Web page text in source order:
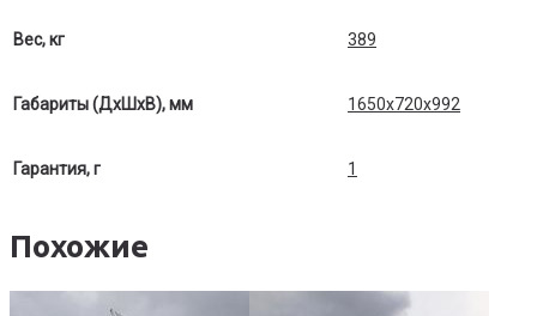
Вес, кг 389
Габариты (ДхШхВ), мм 1650х720х992
Гарантия, г 1
Похожие